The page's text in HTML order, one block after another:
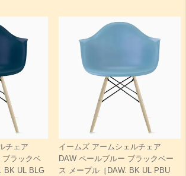
チェア
ブラックベ
BK UL BLG
イームズ アームシェルチェア
DAW ペールブルー ブラックベー
ス メープル［DAW. BK UL PBU